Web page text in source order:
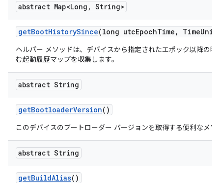
abstract Map<Long , String>
getBootHistorySince(long utcEpochTime , TimeUnit
ヘルパー メソッドは、デバイスから指定されたエポック以降の
む起動履歴マップを収集します。
abstract String
getBootloaderVersion()
このデバイスのブートローダー バージョンを取得する便利なメソ
abstract String
getBuildAlias()